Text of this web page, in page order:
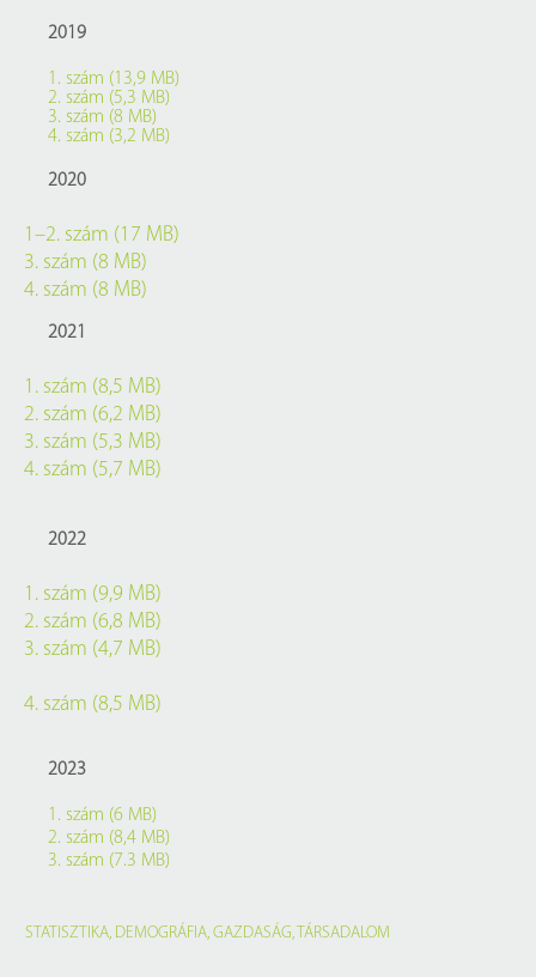
2019
1. szám (13,9 MB)
2. szám (5,3 MB)
3. szám (8 MB)
4. szám (3,2 MB)
2020
1–2. szám (17 MB)
3. szám (8 MB)
4. szám (8 MB)
2021
1. szám (8,5 MB)
2. szám (6,2 MB)
3. szám (5,3 MB)
4. szám (5,7 MB)
2022
1. szám (9,9 MB)
2. szám (6,8 MB)
3. szám (4,7 MB)
4. szám (8,5 MB)
2023
1. szám (6 MB)
2. szám (8,4 MB)
3. szám (7.3 MB)
STATISZTIKA, DEMOGRÁFIA, GAZDASÁG, TÁRSADALOM